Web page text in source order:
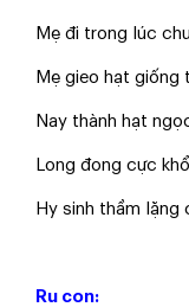
​Mẹ đi trong lúc
​Mẹ gieo hạt giống
​Nay thành hạt
​Long đong cực
​Hy sinh thầm lặng
Ru con: